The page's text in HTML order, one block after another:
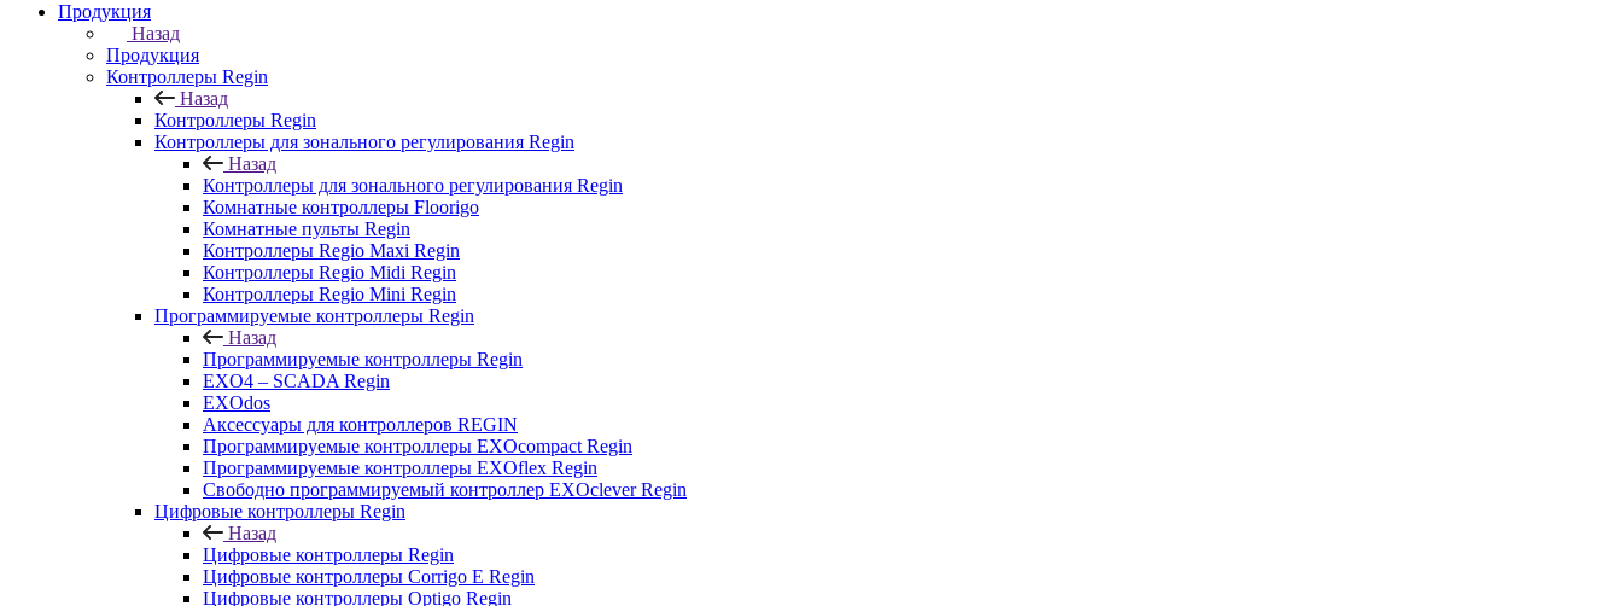
Продукция
Назад
Продукция
Контроллеры Regin
Назад
Контроллеры Regin
Контроллеры для зонального регулирования Regin
Назад
Контроллеры для зонального регулирования Regin
Комнатные контроллеры Floorigo
Комнатные пульты Regin
Контроллеры Regio Maxi Regin
Контроллеры Regio Midi Regin
Контроллеры Regio Mini Regin
Программируемые контроллеры Regin
Назад
Программируемые контроллеры Regin
EXO4 – SCADA Regin
EXOdos
Аксессуары для контроллеров REGIN
Программируемые контроллеры EXOcompact Regin
Программируемые контроллеры EXOflex Regin
Свободно программируемый контроллер EXOclever Regin
Цифровые контроллеры Regin
Назад
Цифровые контроллеры Regin
Цифровые контроллеры Corrigo E Regin
Цифровые контроллеры Optigo Regin